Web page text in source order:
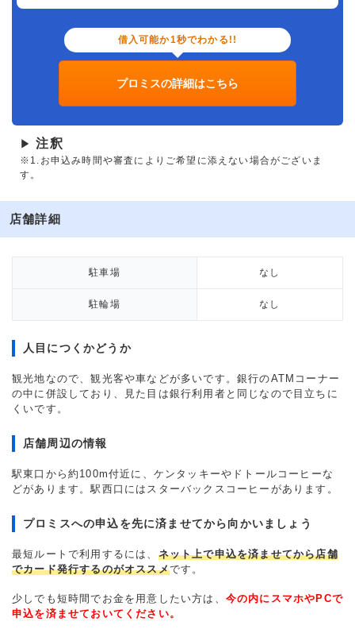
借入可能か1秒でわかる!!
プロミスの詳細はこちら
▶ 注釈
※1.お申込み時間や審査によりご希望に添えない場合がございま
す。
店舗詳細
駐車場 なし
駐輪場 なし
人目につくかどうか
観光地なので、観光客や車などが多いです。銀行のATMコーナー
の中に併設しており、見た目は銀行利用者と同じなので目立ちに
くいです。
店舗周辺の情報
駅東口から約100m付近に、ケンタッキーやドトールコーヒーな
どがあります。駅西口にはスターバックスコーヒーがあります。
プロミスへの申込を先に済ませてから向かいましょう
最短ルートで利用するには、 ネット上で申込を済ませてから店舗
でカード発行するのがオススメです。
少しでも短時間でお金を用意したい方は、 今の内にスマホやPCで
申込を済ませておいてください。